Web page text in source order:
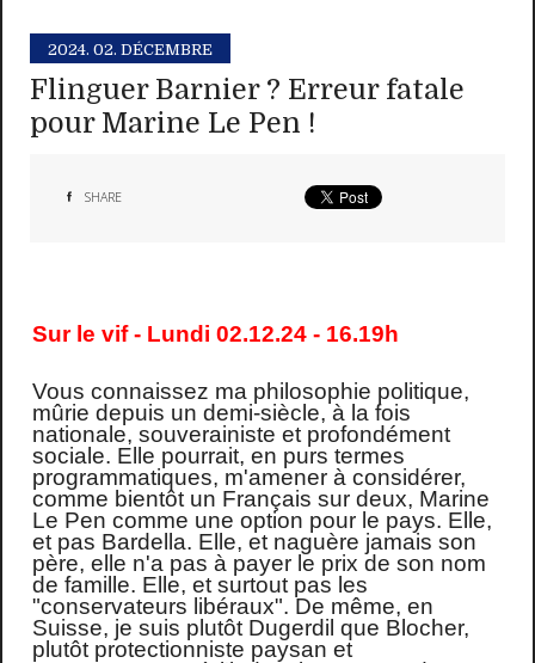
2024. 02. DÉCEMBRE
Flinguer Barnier ? Erreur fatale
pour Marine Le Pen !
SHARE
Sur le vif - Lundi 02.12.24 - 16.19h
Vous connaissez ma philosophie politique,
mûrie depuis un demi-siècle, à la fois
nationale, souverainiste et profondément
sociale. Elle pourrait, en purs termes
programmatiques, m'amener à considérer,
comme bientôt un Français sur deux, Marine
Le Pen comme une option pour le pays. Elle,
et pas Bardella. Elle, et naguère jamais son
père, elle n'a pas à payer le prix de son nom
de famille. Elle, et surtout pas les
"conservateurs libéraux". De même, en
Suisse, je suis plutôt Dugerdil que Blocher,
plutôt protectionniste paysan et